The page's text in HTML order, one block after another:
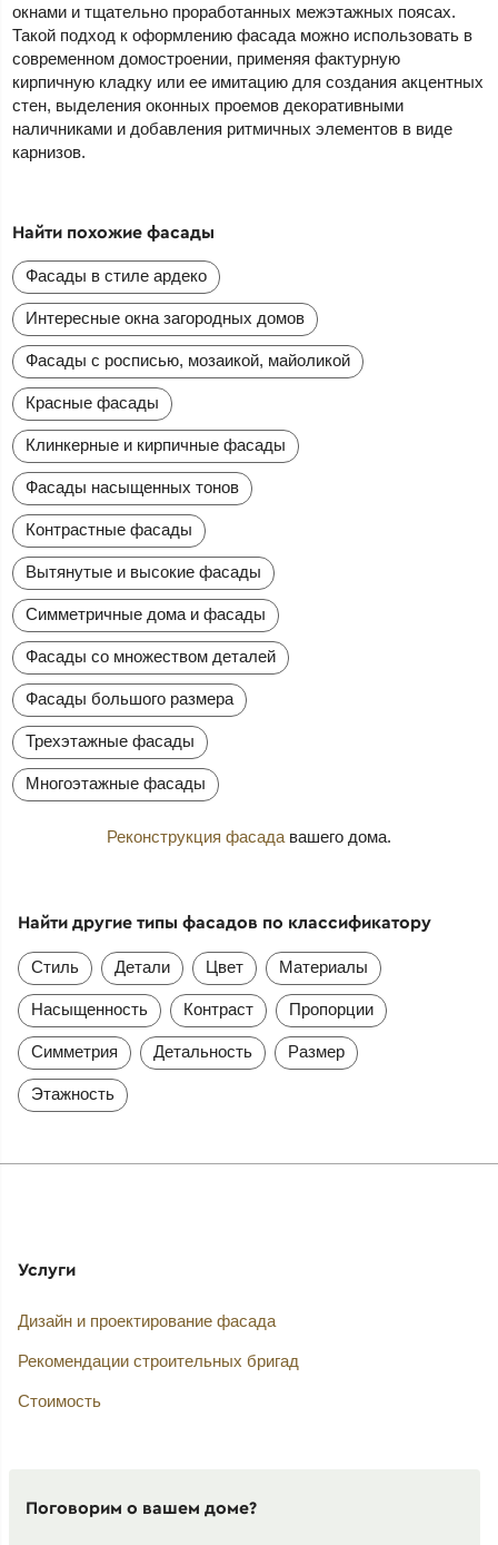
окнами и тщательно проработанных межэтажных поясах.
Такой подход к оформлению фасада можно использовать в
современном домостроении, применяя фактурную
кирпичную кладку или ее имитацию для создания акцентных
стен, выделения оконных проемов декоративными
наличниками и добавления ритмичных элементов в виде
карнизов.
Найти похожие фасады
Фасады в стиле ардеко
Интересные окна загородных домов
Фасады с росписью, мозаикой, майоликой
Красные фасады
Клинкерные и кирпичные фасады
Фасады насыщенных тонов
Контрастные фасады
Вытянутые и высокие фасады
Симметричные дома и фасады
Фасады со множеством деталей
Фасады большого размера
Трехэтажные фасады
Многоэтажные фасады
Реконструкция фасада вашего дома.
Найти другие типы фасадов по классификатору
Стиль Детали Цвет Материалы
Насыщенность Контраст Пропорции
Симметрия Детальность Размер
Этажность
Услуги
Дизайн и проектирование фасада
Рекомендации строительных бригад
Стоимость
Поговорим о вашем доме?